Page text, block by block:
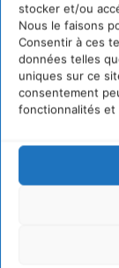
stocker et/ou
Nous le faisons
Consentir à ces
données telles
uniques sur ce
consentement
fonctionnalités et
La transition
faible émission
plus rapide que
promise par les
énergétique
moins un point
publiques
ces objectifs
relatives aux